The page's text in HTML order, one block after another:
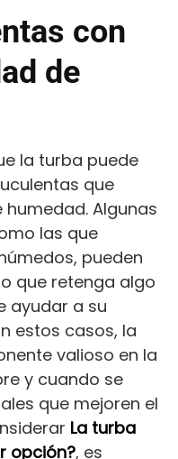
con
de
la turba puede
que
Algunas
las que
pueden
que retenga algo
ayudar a su
estos casos, la
valioso en la
y cuando se
que mejoren el
La turba
opción?, es